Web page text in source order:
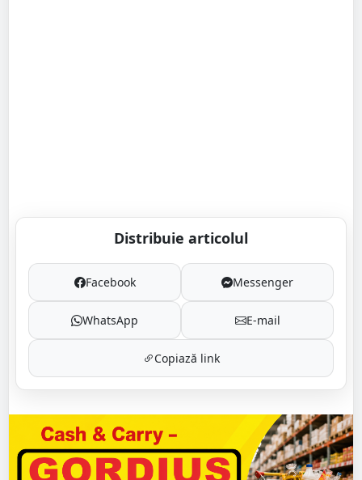
Distribuie articolul
Facebook Messenger
WhatsApp E-mail
Copiază link